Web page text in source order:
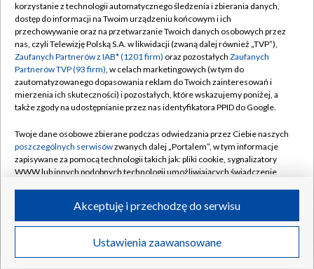
TVP
Abonament TVP
Emisja w TVP
Centrum informacji TVP
Naziemna Telewizja Cyfrowa
Rada Programowa
System NOS
Informacje o nadawcy
Program dla prasy
Ogłoszenie przetargowe
Regulamin TVP
Polityka prywatności
Moje zgody
Pomoc
Kontakt
Kanały
©2026 Telewizja Polska S.A. w likwidacji
korzystanie z technologii automatycznego śledzenia i zbierania danych,
dostęp do informacji na Twoim urządzeniu końcowym i ich
przechowywanie oraz na przetwarzanie Twoich danych osobowych przez
nas, czyli Telewizję Polską S.A. w likwidacji (zwaną dalej również „TVP”),
Zaufanych Partnerów z IAB* (1201 firm) oraz pozostałych Zaufanych
Partnerów TVP (93 firm), w celach marketingowych (w tym do
zautomatyzowanego dopasowania reklam do Twoich zainteresowań i
mierzenia ich skuteczności) i pozostałych, które wskazujemy poniżej, a
także zgody na udostępnianie przez nas identyfikatora PPID do Google.
Twoje dane osobowe zbierane podczas odwiedzania przez Ciebie naszych
poszczególnych serwisówzwanych dalej „Portalem”, w tym informacje
zapisywane za pomocą technologii takich jak: pliki cookie, sygnalizatory
WWW lub innych podobnych technologii umożliwiających świadczenie
ruchu w Internecie.
Twoje dane osobowe zbierane podczas odwiedzania przez Ciebie
poszczególnych serwisówna Portalu, takie jak adresy IP, identyfikatory
Ustawienia zaawansowane
Akceptuję i przechodzę do serwisu